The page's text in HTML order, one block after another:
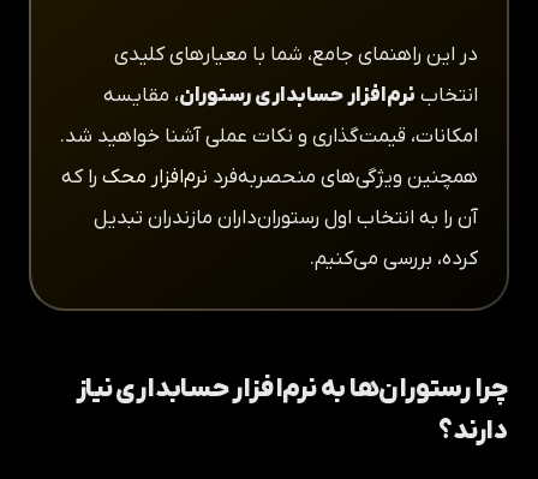
در این راهنمای جامع، شما با معیارهای کلیدی
انتخاب نرم‌افزار حسابداری رستوران، مقایسه
امکانات، قیمت‌گذاری و نکات عملی آشنا خواهید شد.
همچنین ویژگی‌های منحصربه‌فرد نرم‌افزار محک را که
آن را به انتخاب اول رستوران‌داران مازندران تبدیل
کرده، بررسی می‌کنیم.
چرا رستوران‌ها به نرم‌افزار حسابداری نیاز
دارند؟